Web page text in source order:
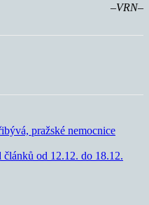
–VRN–
pražské nemocnice
od 12.12. do 18.12.